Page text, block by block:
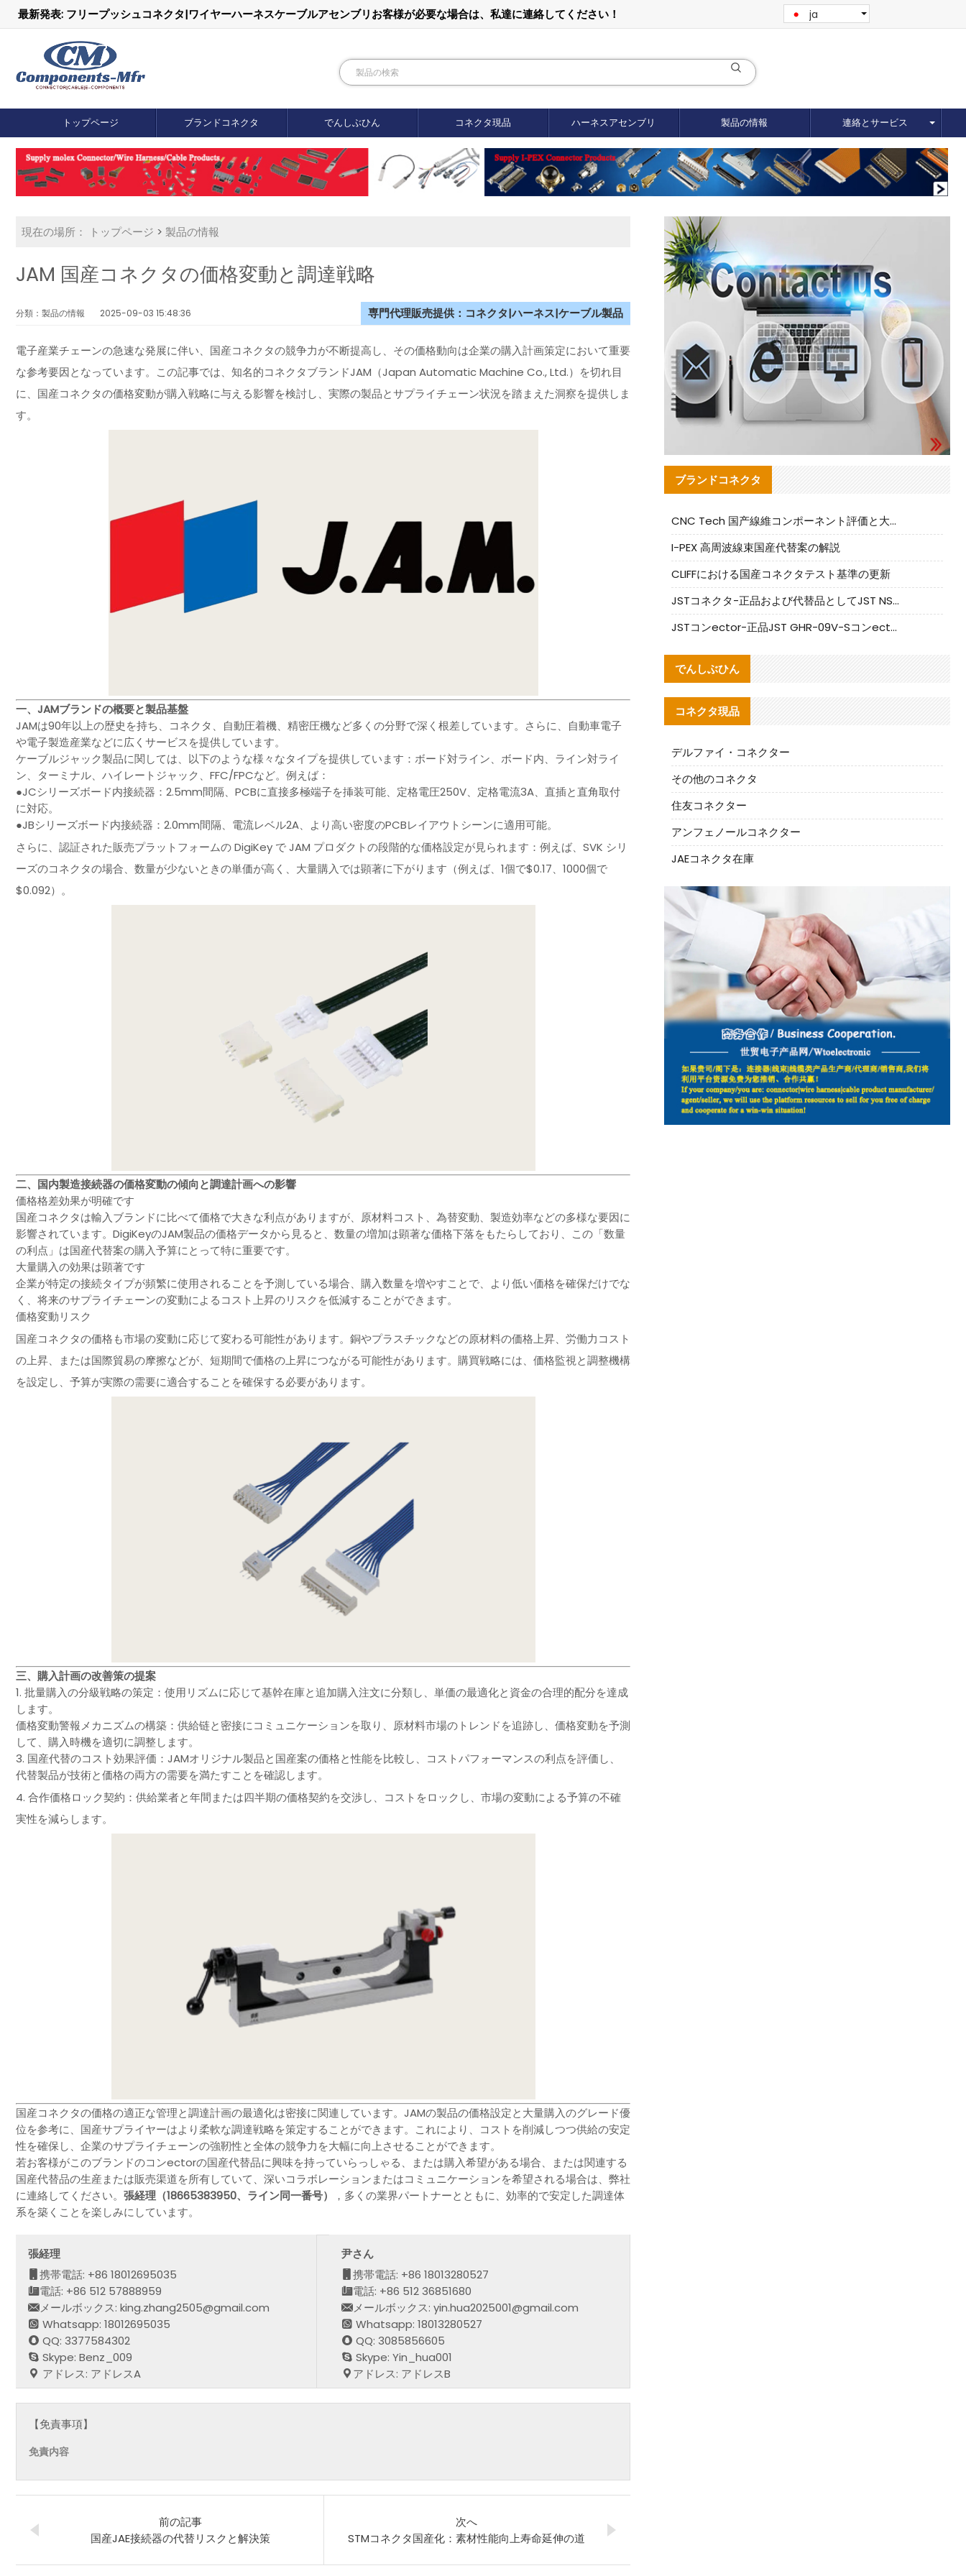
最新発表: フリープッシュコネクタ|ワイヤーハーネスケーブルアセンブリお客様が必要な場合は、私達に連絡してください！ ja
トップページ ブランドコネクタ でんしぶひん コネクタ現品 ハーネスアセンブリ 製品の情報 連絡とサービス
現在の場所： トップページ > 製品の情報
JAM 国産コネクタの価格変動と調達戦略
分類：製品の情報 2025-09-03 15:48:36 専門代理販売提供：コネクタ|ハーネス|ケーブル製品
電子産業チェーンの急速な発展に伴い、国産コネクタの競争力が不断提高し、その価格動向は企業の購入計画策定において重要
な参考要因となっています。この記事では、知名的コネクタブランドJAM（Japan Automatic Machine Co., Ltd.）を切れ目
に、国産コネクタの価格変動が購入戦略に与える影響を検討し、実際の製品とサプライチェーン状況を踏まえた洞察を提供しま
す。
一、JAMブランドの概要と製品基盤
JAMは90年以上の歴史を持ち、コネクタ、自動圧着機、精密圧機など多くの分野で深く根差しています。さらに、自動車電子
や電子製造産業などに広くサービスを提供しています。
ケーブルジャック製品に関しては、以下のような様々なタイプを提供しています：ボード対ライン、ボード内、ライン対ライ
ン、ターミナル、ハイレートジャック、FFC/FPCなど。例えば：
●JCシリーズボード内接続器：2.5mm間隔、PCBに直接多極端子を挿装可能、定格電圧250V、定格電流3A、直插と直角取付
に対応。
●JBシリーズボード内接続器：2.0mm間隔、電流レベル2A、より高い密度のPCBレイアウトシーンに適用可能。
さらに、認証された販売プラットフォームの DigiKey で JAM プロダクトの段階的な価格設定が見られます：例えば、SVK シリ
ーズのコネクタの場合、数量が少ないときの単価が高く、大量購入では顕著に下がります（例えば、1個で$0.17、1000個で
$0.092）。
二、国内製造接続器の価格変動の傾向と調達計画への影響
価格格差効果が明確です
国産コネクタは輸入ブランドに比べて価格で大きな利点がありますが、原材料コスト、為替変動、製造効率などの多様な要因に
影響されています。DigiKeyのJAM製品の価格データから見ると、数量の増加は顕著な価格下落をもたらしており、この「数量
の利点」は国産代替案の購入予算にとって特に重要です。
大量購入の効果は顕著です
企業が特定の接続タイプが頻繁に使用されることを予測している場合、購入数量を増やすことで、より低い価格を確保だけでな
く、将来のサプライチェーンの変動によるコスト上昇のリスクを低減することができます。
価格変動リスク
国産コネクタの価格も市場の変動に応じて変わる可能性があります。銅やプラスチックなどの原材料の価格上昇、労働力コスト
の上昇、または国際貿易の摩擦などが、短期間で価格の上昇につながる可能性があります。購買戦略には、価格監視と調整機構
を設定し、予算が実際の需要に適合することを確保する必要があります。
三、購入計画の改善策の提案
1. 批量購入の分級戦略の策定：使用リズムに応じて基幹在庫と追加購入注文に分類し、単価の最適化と資金の合理的配分を達成
します。
価格変動警報メカニズムの構築：供給链と密接にコミュニケーションを取り、原材料市場のトレンドを追跡し、価格変動を予測
して、購入時機を適切に調整します。
3. 国産代替のコスト効果評価：JAMオリジナル製品と国産案の価格と性能を比較し、コストパフォーマンスの利点を評価し、
代替製品が技術と価格の両方の需要を満たすことを確認します。
4. 合作価格ロック契約：供給業者と年間または四半期の価格契約を交渉し、コストをロックし、市場の変動による予算の不確
実性を減らします。
国産コネクタの価格の適正な管理と調達計画の最適化は密接に関連しています。JAMの製品の価格設定と大量購入のグレード優
位を参考に、国産サプライヤーはより柔軟な調達戦略を策定することができます。これにより、コストを削減しつつ供給の安定
性を確保し、企業のサプライチェーンの強靭性と全体の競争力を大幅に向上させることができます。
若お客様がこのブランドのコンectorの国産代替品に興味を持っていらっしゃる、または購入希望がある場合、または関連する
国産代替品の生産または販売渠道を所有していて、深いコラボレーションまたはコミュニケーションを希望される場合は、弊社
に連絡してください。 張経理（18665383950、ライン同一番号）
，多くの業界パートナーとともに、効率的で安定した調達体
系を築くことを楽しみにしています。
張経理
携帯電話: +86 18012695035
電話: +86 512 57888959
メールボックス: king.zhang2505@gmail.com
Whatsapp: 18012695035
QQ: 3377584302
Skype: Benz_009
アドレス: アドレスA
尹さん
携帯電話: +86 18013280527
電話: +86 512 36851680
メールボックス: yin.hua2025001@gmail.com
Whatsapp: 18013280527
QQ: 3085856605
Skype: Yin_hua001
アドレス: アドレスB
【免責事項】
免責内容
前の記事
国産JAE接続器の代替リスクと解決策
次へ
STMコネクタ国産化：素材性能向上寿命延伸の道
ブランドコネクタ
CNC Tech 国产線維コンポーネント評価と大量生産適合ガイド
I-PEX 高周波線束国産代替案の解説
CLIFFにおける国産コネクタテスト基準の更新
JSTコネクタ-正品および代替品としてJST NSHR-02V-Sコネクタを提供します
JSTコンector-正品JST GHR-09V-Sコンector|代替品提供
でんしぶひん
コネクタ現品
デルファイ・コネクター
その他のコネクタ
住友コネクター
アンフェノールコネクター
JAEコネクタ在庫